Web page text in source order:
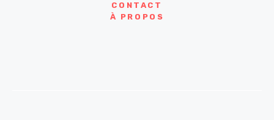
CONTACT
À PROPOS